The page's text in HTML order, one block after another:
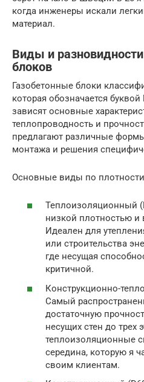
когда инженеры искали
материал.
Виды и
блоков
Газобетонные блоки
которая обозначается
зависят основные
теплопроводность и
предлагают различные
монтажа и решения
Основные виды по
Теплоизоляционный
низкой плотностью и
Идеален для
или строительства
где несущая
критичной.
Конструкционно-
Самый
достаточную
несущих стен до трех
теплоизоляционные
середина, которую я
своим клиентам.